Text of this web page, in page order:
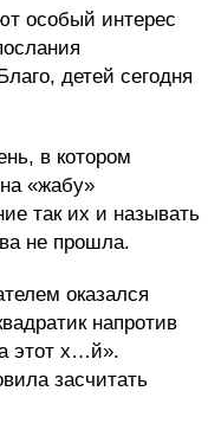
особый интерес
детей сегодня
в котором
«жабу»
так их и называть
не прошла.
оказался
напротив
этот х…й».
засчитать